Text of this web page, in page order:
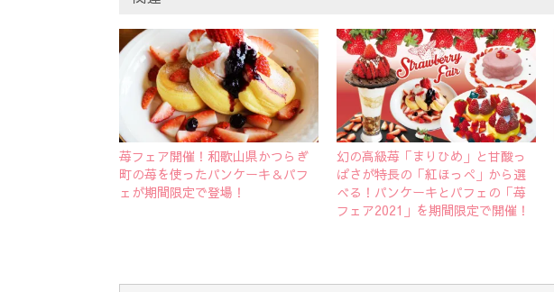
苺フェア開催！和歌山県かつらぎ
町の苺を使ったパンケーキ＆パフ
ェが期間限定で登場！
幻の高級苺「まりひめ」と甘酸っ
ぱさが特長の「紅ほっぺ」から選
べる！パンケーキとパフェの「苺
フェア2021」を期間限定で開催！